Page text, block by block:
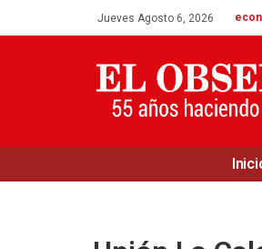
Jueves Agosto 6, 2026